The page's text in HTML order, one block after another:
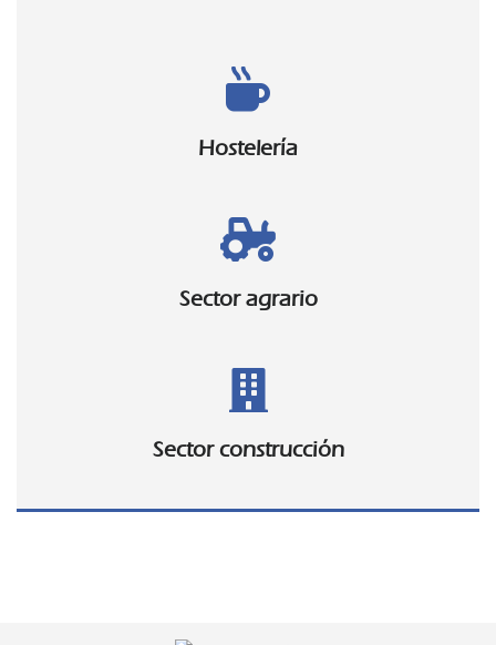
Hostelería
Sector agrario
Sector construcción